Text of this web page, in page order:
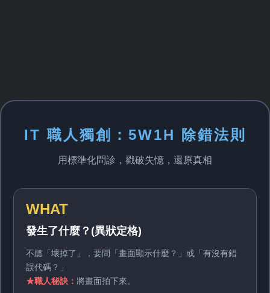
IT 職人獨創：5W1H 除錯法則
用標準化問診，戳破失憶，還原真相
WHAT
發生了什麼？(異狀定格)
不聽「壞掉了」，要問「畫面顯示什麼？」或「有沒有錯
誤代碼？」
★職人秘訣： 將畫面拍下來。